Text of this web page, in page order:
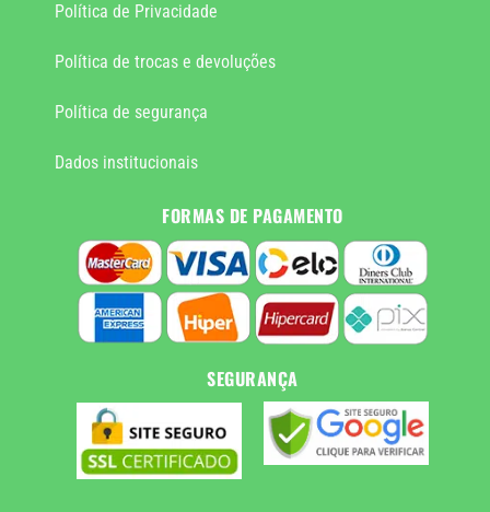
Política de Privacidade
Política de trocas e devoluções
Política de segurança
Dados institucionais
FORMAS DE PAGAMENTO
SEGURANÇA